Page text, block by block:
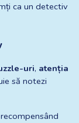
ca un detectiv
uri, atenția
să notezi